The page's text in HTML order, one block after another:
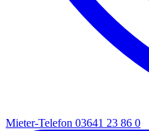
Mieter-Telefon 03641 23 86 0